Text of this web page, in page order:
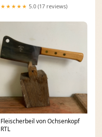
★★★★★ 5.0 (17 reviews)
Fleischerbeil von Ochsenkopf
RTL